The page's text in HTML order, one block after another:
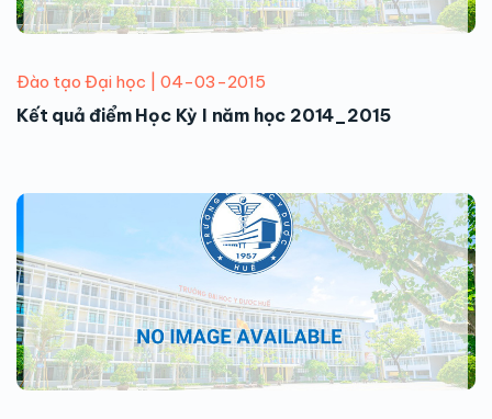
Đào tạo Đại học | 04-03-2015
Kết quả điểm Học Kỳ I năm học 2014_2015